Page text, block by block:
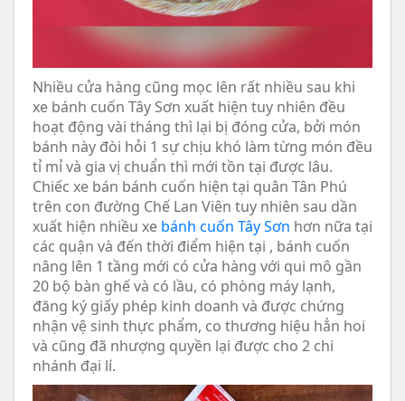
Nhiều cửa hàng cũng mọc lên rất nhiều sau khi
xe bánh cuốn Tây Sơn xuất hiện tuy nhiên đều
hoạt động vài tháng thì lại bị đóng cửa, bởi món
bánh này đòi hỏi 1 sự chịu khó làm từng món đều
tỉ mỉ và gia vị chuẩn thì mới tồn tại được lâu.
Chiếc xe bán bánh cuốn hiện tại quân Tân Phú
trên con đường Chế Lan Viên tuy nhiên sau dần
xuất hiện nhiều xe bánh cuốn Tây Sơn hơn nữa tại
các quận và đến thời điểm hiện tại , bánh cuốn
nâng lên 1 tầng mới có cửa hàng với qui mô gần
20 bộ bàn ghế và có lầu, có phòng máy lạnh,
đăng ký giấy phép kinh doanh và được chứng
nhận vệ sinh thực phẩm, co thương hiệu hẳn hoi
và cũng đã nhượng quyền lại được cho 2 chi
nhánh đại lí.